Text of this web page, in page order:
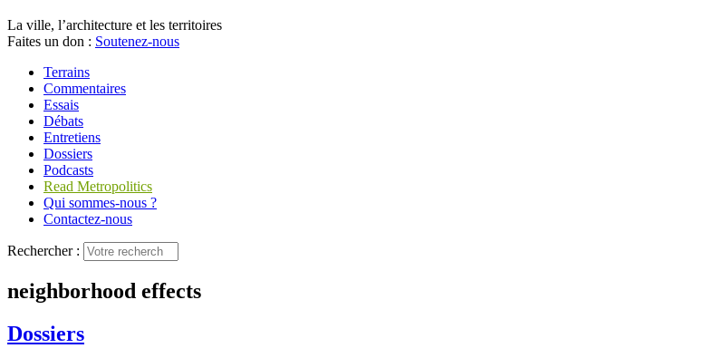
La ville, l’architecture et les territoires
Faites un don : Soutenez-nous
Terrains
Commentaires
Essais
Débats
Entretiens
Dossiers
Podcasts
Read Metropolitics
Qui sommes-nous ?
Contactez-nous
Rechercher :
neighborhood effects
Dossiers